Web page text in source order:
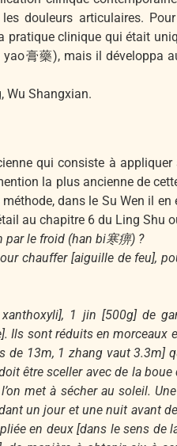
douleurs articulaires.
pratique clinique qui était
膏藥), mais il développa
Wu Shangxian.
qui consiste à
la plus ancienne de
dans le Su Wen il en
au chapitre 6 du Ling Shu
par le froid (han bi寒痹) ?
chauffer [aiguille de feu],
1 jin [500g] de
Ils sont réduits en morceaux
13m, 1 zhang vaut 3.3m]
être sceller avec de la boue
met à sécher au soleil.
un jour et une nuit avant
en deux [dans le sens de